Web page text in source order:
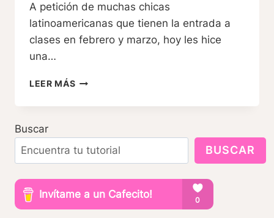
A petición de muchas chicas
latinoamericanas que tienen la entrada a
clases en febrero y marzo, hoy les hice
una…
LEER MÁSDE
A
Buscar
BUSCAR